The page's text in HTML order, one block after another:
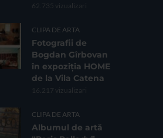
62.735 vizualizari
CLIPA DE ARTA
Fotografii de
Bogdan Gîrbovan
în expoziția HOME
de la Vila Catena
16.217 vizualizari
CLIPA DE ARTA
Albumul de artă